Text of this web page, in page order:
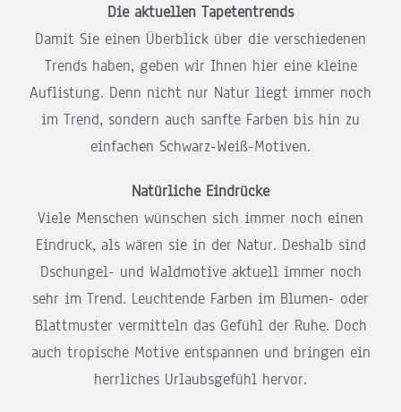
Die aktuellen Tapetentrends
Damit Sie einen Überblick über die verschiedenen
Trends haben, geben wir Ihnen hier eine kleine
Auflistung. Denn nicht nur Natur liegt immer noch
im Trend, sondern auch sanfte Farben bis hin zu
einfachen Schwarz-Weiß-Motiven.
Natürliche Eindrücke
Viele Menschen wünschen sich immer noch einen
Eindruck, als wären sie in der Natur. Deshalb sind
Dschungel- und Waldmotive aktuell immer noch
sehr im Trend. Leuchtende Farben im Blumen- oder
Blattmuster vermitteln das Gefühl der Ruhe. Doch
auch tropische Motive entspannen und bringen ein
herrliches Urlaubsgefühl hervor.